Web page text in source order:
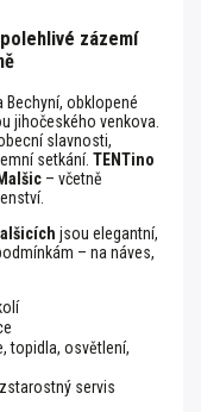
zázemí
Bechyní, obklopené
jihočeského venkova.
slavnosti,
setkání. TENTino
– včetně
jsou elegantní,
– na náves,
topidla, osvětlení,
servis